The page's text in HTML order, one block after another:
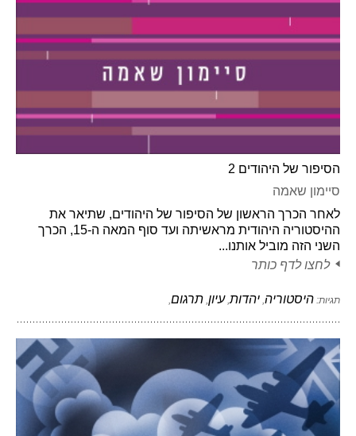
הסיפור של היהודים 2
סיימון שאמה
לאחר הכרך הראשון של הסיפור של היהודים, שתיאר את
ההיסטוריה היהודית מראשיתה ועד סוף המאה ה-15, הכרך
השני הזה מוביל אותנו...
לחצו לדף כותר
תגיות: היסטוריה יהדות ,עיון תרגום